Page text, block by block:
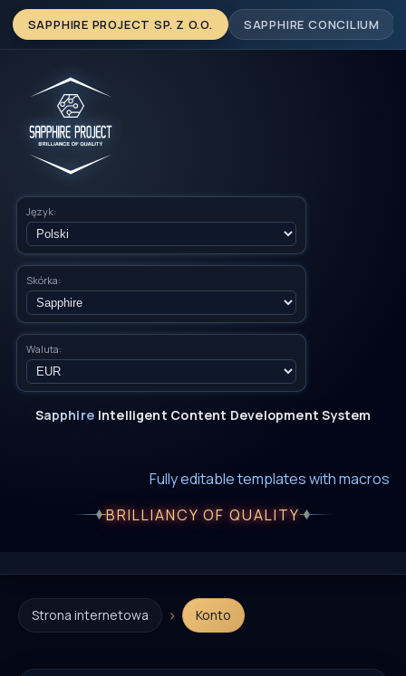
SAPPHIRE PROJECT SP. Z O.O. SAPPHIRE CONCILIUM
Język:
Skórka:
Waluta:
Sapphire Intelligent Content Development System
Fully editable templates with macros
BRILLIANCY OF QUALITY
Strona internetowa › Konto